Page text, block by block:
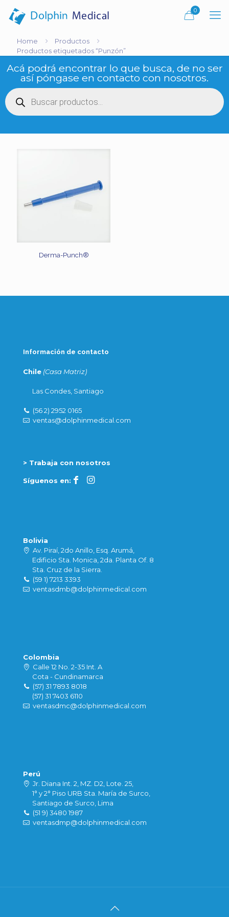
0
Home
Productos
Productos etiquetados “Punzón”
Acá podrá encontrar lo que busca, de no ser
así póngase en contacto con nosotros.
Búsqueda
de
productos
Derma-Punch®
Información de contacto
Chile (Casa Matriz)
Las Condes, Santiago
(56 2) 2952 0165
ventas@dolphinmedical.com
> Trabaja con nosotros
Síguenos en:
Bolivia
Av. Piraí, 2do Anillo, Esq. Arumá,
Edificio Sta. Monica, 2da. Planta Of. 8
Sta. Cruz de la Sierra.
(59 1) 7213 3393
ventasdmb@dolphinmedical.com
Colombia
Calle 12 No. 2-35 Int. A
Cota - Cundinamarca
(57) 31 7893 8018
(57) 31 7403 6110
ventasdmc@dolphinmedical.com
Perú
Jr. Diana Int. 2, MZ. D2, Lote. 25,
1° y 2° Piso URB Sta. María de Surco,
Santiago de Surco, Lima
(51 9) 3480 1987
ventasdmp@dolphinmedical.com